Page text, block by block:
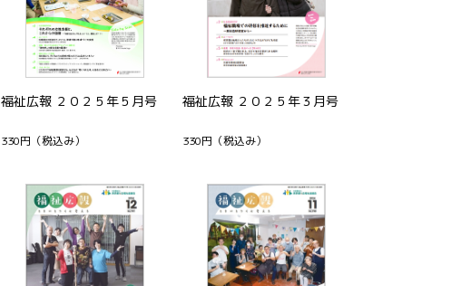
福祉広報 ２０２５年５月号
330円 （税込み）
福祉広報 ２０２５年３月号
330円 （税込み）